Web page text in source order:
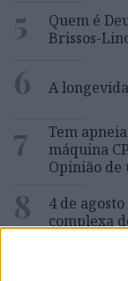
5
Quem é
Brissos-
6 A
7
Tem
máquina
Opinião de
8
4 de
complexa
Ceuta e